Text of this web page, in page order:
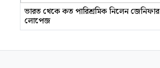
ভারত থেকে কত পারিশ্রমিক নিলেন জেনিফার
লোপেজ